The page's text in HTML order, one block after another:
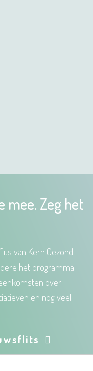
mee. Zeg het
van Kern Gezond
het programma
over
en nog veel